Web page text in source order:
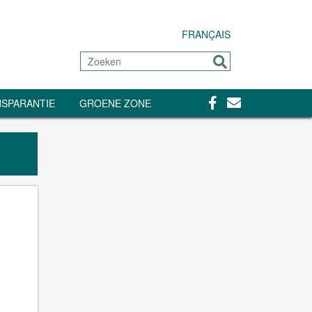
FRANÇAIS
Zoeken
Sturen
GROENE ZONE Facebook
Contact